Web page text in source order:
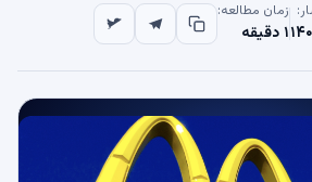
زمان مطالعه:
۱ دقیقه